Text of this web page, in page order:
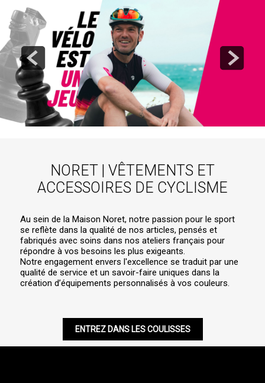
NORET | VÊTEMENTS ET
ACCESSOIRES DE CYCLISME
Au sein de la Maison Noret, notre passion pour le sport
se reflète dans la qualité de nos articles, pensés et
fabriqués avec soins dans nos ateliers français pour
répondre à vos besoins les plus exigeants.
Notre engagement envers l'excellence se traduit par une
qualité de service et un savoir-faire uniques dans la
création d’équipements personnalisés à vos couleurs.
ENTREZ DANS LES COULISSES